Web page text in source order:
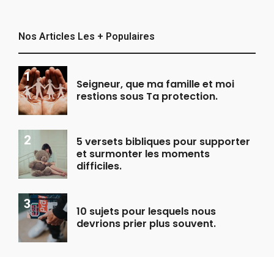
Nos Articles Les + Populaires
Seigneur, que ma famille et moi
restions sous Ta protection.
5 versets bibliques pour supporter
et surmonter les moments
difficiles.
10 sujets pour lesquels nous
devrions prier plus souvent.